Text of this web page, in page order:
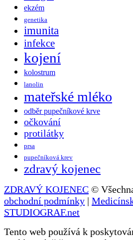
ekzém
genetika
imunita
infekce
kojení
kolostrum
lanolin
mateřské mléko
odběr pupečníkové krve
očkování
protilátky
prsa
pupečníková krev
zdravý kojenec
ZDRAVÝ KOJENEC ©
obchodní podmínky |
STUDIOGRAF.net
Tento web používá k